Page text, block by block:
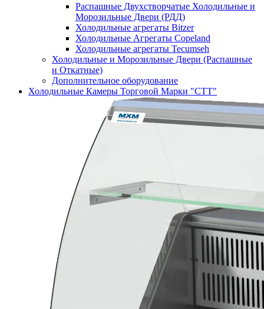
Распашные Двухстворчатые Холодильные и
Морозильные Двери (РДД)
Холодильные агрегаты Bitzer
Холодильные Агрегаты Copeland
Холодильные агрегаты Tecumseh
Холодильные и Морозильные Двери (Распашные
и Откатные)
Дополнительное оборудование
Холодильные Камеры Торговой Марки "СТТ"